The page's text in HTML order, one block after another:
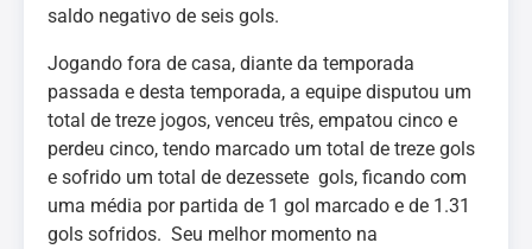
saldo negativo de seis gols.
Jogando fora de casa, diante da temporada
passada e desta temporada, a equipe disputou um
total de treze jogos, venceu três, empatou cinco e
perdeu cinco, tendo marcado um total de treze gols
e sofrido um total de dezessete gols, ficando com
uma média por partida de 1 gol marcado e de 1.31
gols sofridos. Seu melhor momento na